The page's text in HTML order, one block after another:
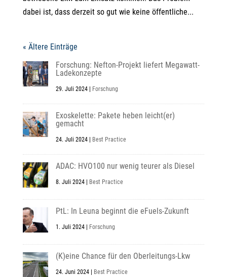
dabei ist, dass derzeit so gut wie keine öffentliche...
« Ältere Einträge
Forschung: Nefton-Projekt liefert Megawatt-
Ladekonzepte
29. Juli 2024| Forschung
Exoskelette: Pakete heben leicht(er)
gemacht
24. Juli 2024| Best Practice
ADAC: HVO100 nur wenig teurer als Diesel
8. Juli 2024| Best Practice
PtL: In Leuna beginnt die eFuels-Zukunft
1. Juli 2024| Forschung
(K)eine Chance für den Oberleitungs-Lkw
24. Juni 2024| Best Practice